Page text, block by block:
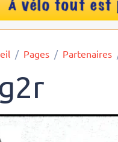
Pages Partenaires